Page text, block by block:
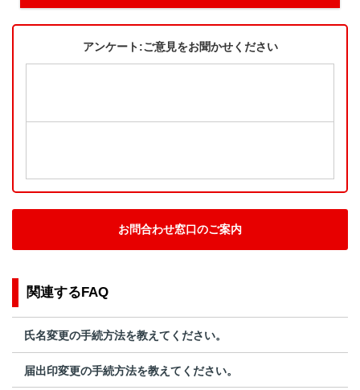
アンケート:ご意見をお聞かせください
お問合わせ窓口のご案内
関連するFAQ
氏名変更の手続方法を教えてください。
届出印変更の手続方法を教えてください。